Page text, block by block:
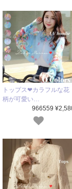
トップス❤カラフルな花
柄が可愛い…
966559